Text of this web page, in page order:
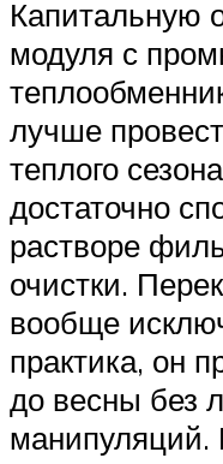
Капитальную
модуля с
лучше
теплого
достаточно
растворе
очистки.
вообще
практика, он
до весны без